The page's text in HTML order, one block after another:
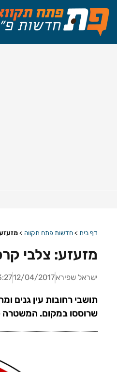
דף בית >חדשות פתח תקווה >
מזעזע: צלבי
ישראל שפירא12/04/2017
תושבי רחובות עין גנים
שרוססו במקום.